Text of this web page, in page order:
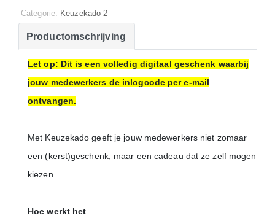
Categorie: Keuzekado 2
Productomschrijving
Let op: Dit is een volledig digitaal geschenk waarbij
jouw medewerkers de inlogcode per e-mail
ontvangen.
Met Keuzekado geeft je jouw medewerkers niet zomaar
een (kerst)geschenk, maar een cadeau dat ze zelf mogen
kiezen.
Hoe werkt het